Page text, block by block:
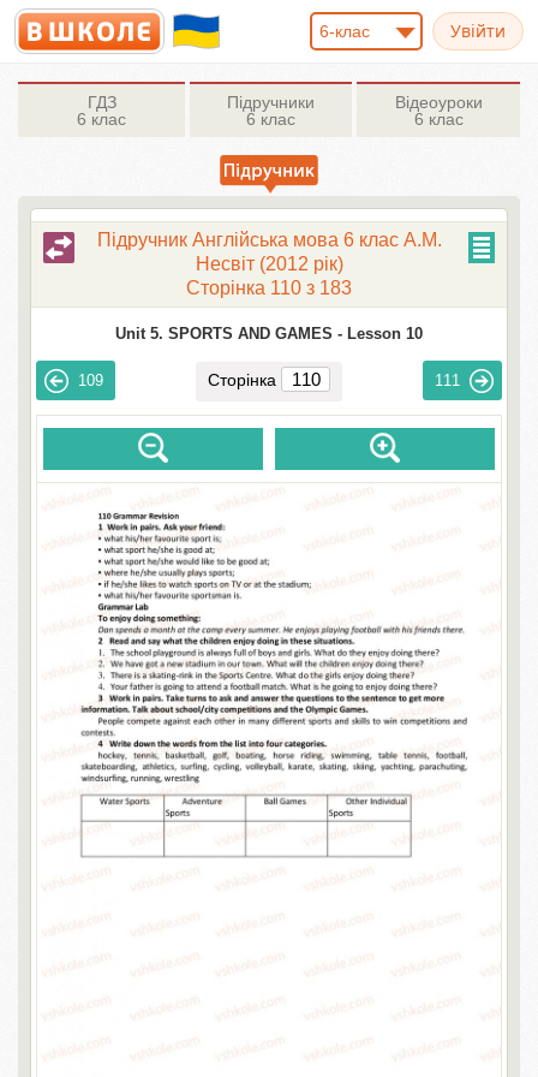
6-клас
ГДЗ
6 клас
Підручники
6 клас
Відеоуроки
6 клас
Підручник Англійська мова 6 клас А.М.
Несвіт (2012 рік)
Сторінка 110 з 183
Unit 5. SPORTS AND GAMES - Lesson 10
109 Сторінка 111